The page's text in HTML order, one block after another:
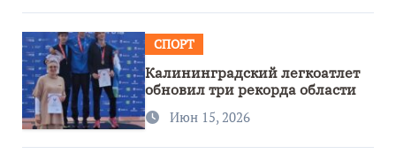
СПОРТ
Калининградский легкоатлет
обновил три рекорда области
Июн 15, 2026